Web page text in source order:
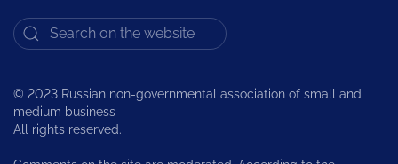
© 2023 Russian non-governmental association of small and
medium business
All rights reserved.